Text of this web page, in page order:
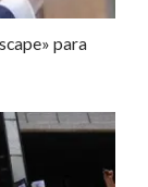
para